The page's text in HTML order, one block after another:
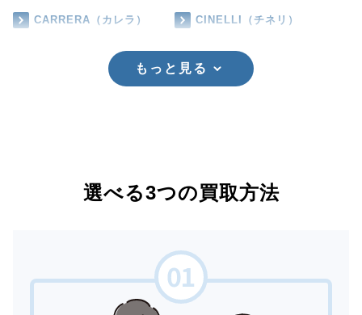
CARRERA（カレラ） CINELLI（チネリ）
もっと見る
選べる3つの買取方法